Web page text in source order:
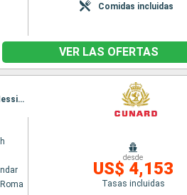
Comidas incluidas
VER LAS OFERTAS
Itinerario : Civitavecchia - Roma, La Valetta, Kotor, Split, Zadar, Trieste, Dubrovnik, Corfú, Messine, Messina (estrecho), Palma de Mallorca, Barcelona, Menorca, Marsella, Santa Margherita, La Spezia, Civitavecchia - Roma
desde
US$ 4,153
Tasas incluidas